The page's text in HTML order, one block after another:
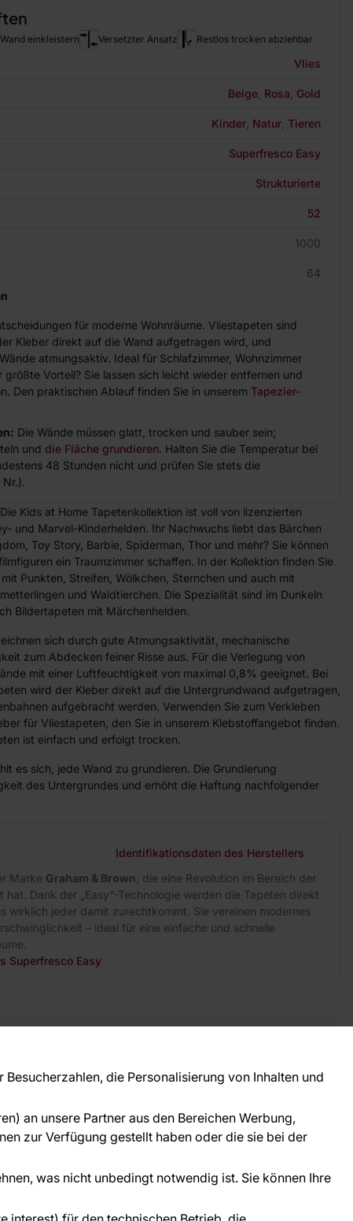
die Personalisierung von Inhalten und
an unsere Partner aus den Bereichen Werbung,
zur Verfügung gestellt haben oder die sie bei der
was nicht unbedingt notwendig ist. Sie können Ihre
Wand einkleistern Versetzter Ansatz Restlos trocken abziehbar
Vlies
Beige Rosa Gold
Kinder Natur Tieren
Superfresco Easy
Strukturierte
52
1000
64
für moderne Wohnräume. Vliestapeten sind
Kleber direkt auf die Wand aufgetragen wird, und
atmungsaktiv. Ideal für Schlafzimmer, Wohnzimmer
größte Vorteil? Sie lassen sich leicht wieder entfernen und
Den praktischen Ablauf finden Sie in unserem Tapezier-
Die Wände müssen glatt, trocken und sauber sein;
und die Fläche grundieren. Halten Sie die Temperatur bei
48 Stunden nicht und prüfen Sie stets die
Kids at Home Tapetenkollektion ist voll von lizenzierten
und Marvel-Kinderhelden. Ihr Nachwuchs liebt das Bärchen
Toy Story, Barbie, Spiderman, Thor und mehr? Sie können
ein Traumzimmer schaffen. In der Kollektion finden Sie
Punkten, Streifen, Wölkchen, Sternchen und auch mit
und Waldtierchen. Die Spezialität sind im Dunkeln
Bildertapeten mit Märchenhelden.
sich durch gute Atmungsaktivität, mechanische
zum Abdecken feiner Risse aus. Für die Verlegung von
mit einer Luftfeuchtigkeit von maximal 0,8% geeignet. Bei
wird der Kleber direkt auf die Untergrundwand aufgetragen,
aufgebracht werden. Verwenden Sie zum Verkleben
für Vliestapeten, den Sie in unserem Klebstoffangebot finden.
ist einfach und erfolgt trocken.
es sich, jede Wand zu grundieren. Die Grundierung
des Untergrundes und erhöht die Haftung nachfolgender
Identifikationsdaten des Herstellers
Marke Graham & Brown , die eine Revolution im Bereich der
hat. Dank der „Easy“-Technologie werden die Tapeten direkt
wirklich jeder damit zurechtkommt. Sie vereinen modernes
– ideal für eine einfache und schnelle
Superfresco Easy
Sie persönlich.